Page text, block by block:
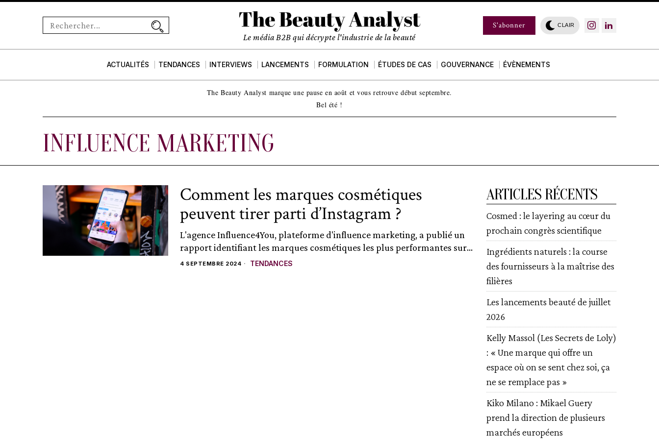
Le média B2B qui décrypte l'industrie de la beauté
S'abonner CLAIR
ACTUALITÉS TENDANCES INTERVIEWS LANCEMENTS FORMULATION ÉTUDES DE CAS GOUVERNANCE ÉVÈNEMENTS
The Beauty Analyst marque une pause en août et vous retrouve début septembre.
Bel été !
INFLUENCE MARKETING
Comment les marques cosmétiques
peuvent tirer parti d’Instagram ?
L'agence Influence4You, plateforme d'influence marketing, a publié un
rapport identifiant les marques cosmétiques les plus performantes sur...
4 SEPTEMBRE 2024 TENDANCES
ARTICLES RÉCENTS
Cosmed : le layering au cœur du
prochain congrès scientifique
Ingrédients naturels : la course
des fournisseurs à la maîtrise des
filières
Les lancements beauté de juillet
2026
Kelly Massol (Les Secrets de Loly)
: « Une marque qui offre un
espace où on se sent chez soi, ça
ne se remplace pas »
Kiko Milano : Mikael Guery
prend la direction de plusieurs
marchés européens